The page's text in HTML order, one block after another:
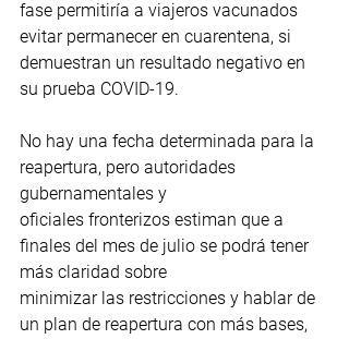
fase permitiría a viajeros vacunados
evitar permanecer en cuarentena, si
demuestran un resultado negativo en
su prueba COVID-19.
No hay una fecha determinada para la
reapertura, pero autoridades
gubernamentales y
oficiales fronterizos estiman que a
finales del mes de julio se podrá tener
más claridad sobre
minimizar las restricciones y hablar de
un plan de reapertura con más bases,